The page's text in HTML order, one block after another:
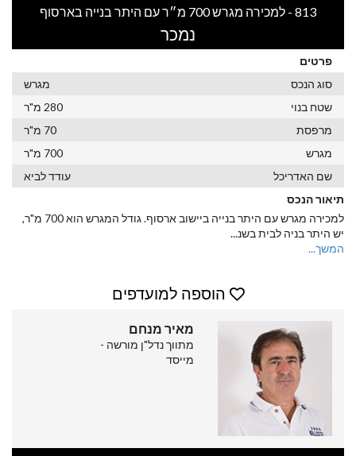
813 - למכירה מגרש 700 מ״ר עם היתר בנייה בארסוף
נמכר
פרטים
סוג הנכס
מגרש
שטח בנוי
280 מ"ר
מרפסת
70 מ"ר
מגרש
700 מ"ר
שם האדריכל
עודד לביא
תיאור הנכס
למכירה מגרש עם היתר בנייה ביישוב ארסוף. גודל המגרש הוא 700 מ"ר,
יש היתר בניה לבית בשנ...
המשך...
הוספה למועדפים
מאיר מנחם
מתווך נדל"ן מורשה -
מייסד